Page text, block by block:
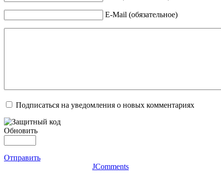
E-Mail (обязательное)
Подписаться на уведомления о новых комментариях
Обновить
Отправить
JComments